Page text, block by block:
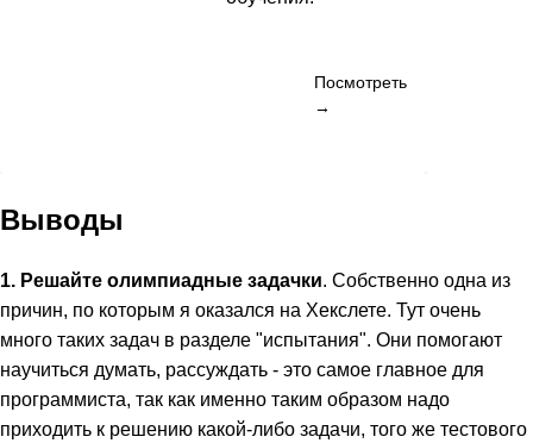
Посмотреть
→
Выводы
1. Решайте олимпиадные задачки. Собственно одна из
причин, по которым я оказался на Хекслете. Тут очень
много таких задач в разделе "испытания". Они помогают
научиться думать, рассуждать - это самое главное для
программиста, так как именно таким образом надо
приходить к решению какой-либо задачи, того же тестового